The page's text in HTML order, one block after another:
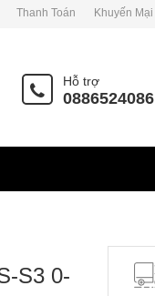
Thanh Toán Khuyến Mại
Hỗ trợ
0886524086
S3 0-